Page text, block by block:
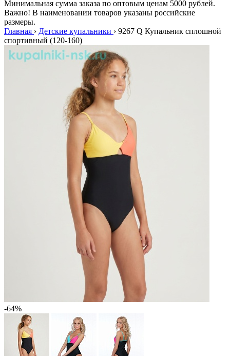
Минимальная сумма заказа по оптовым ценам 5000 рублей.
Важно! В наименовании товаров указаны российские
размеры.
Главная › Детские купальники › 9267 Q Купальник сплошной
спортивный (120-160)
-64%